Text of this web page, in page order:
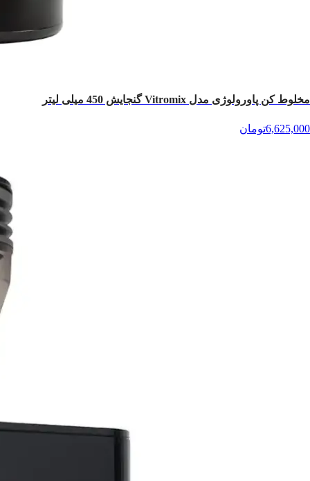
مخلوط کن پاورولوژی مدل Vitromix گنجایش 450 میلی‌ لیتر
6,625,000تومان